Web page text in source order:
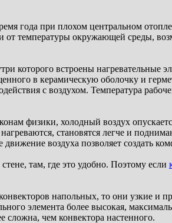
года при плохом центральном
температуры окружающей среды,
которого встроены нагревательные
в керамическую оболочку и
с воздухом. Температура
физики, холодный воздух
становятся легче и
движение воздуха позволяет создать
там, где это удобно. Поэтому если
напольных, то они узкие и
элемента более высокая,
сложна, чем конвектора настенного.